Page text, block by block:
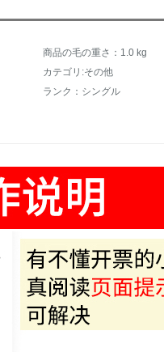
商品の毛の重さ：1.0 kg
カテゴリ:その他
ランク：シングル